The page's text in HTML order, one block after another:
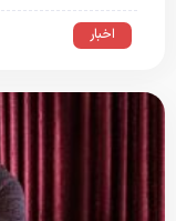
اخبار